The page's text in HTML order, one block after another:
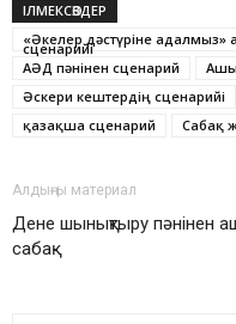
ІЛМЕКСӨЗДЕР
«Әкелер дәстүріне адалмыз»
сценарийі
АӘД пәнінен сценарий
Әскери кештердің сценарийі
қазақша сценарий
Сабақ
Алдыңғы материал
Дене шынықтыру пәнінен
сабақ